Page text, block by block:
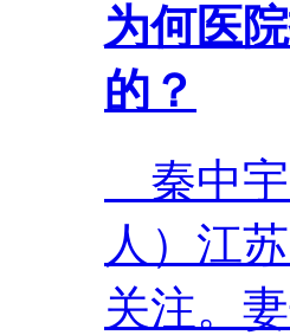
为何医
的？
秦中宇
人）江
关注。